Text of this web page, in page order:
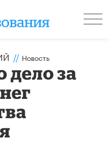
// Новость
дело за